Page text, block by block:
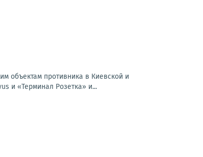
объектам противника в Киевской и
и «Терминал Розетка» и...